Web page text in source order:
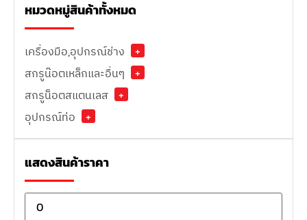
หมวดหมู่สินค้าทั้งหมด
เครื่องมือ,อุปกรณ์ช่าง
+
สกรูน๊อตเหล็กและอื่นๆ
+
สกรูน็อตสแตนเลส
+
อุปกรณ์ท่อ
+
แสดงสินค้าราคา